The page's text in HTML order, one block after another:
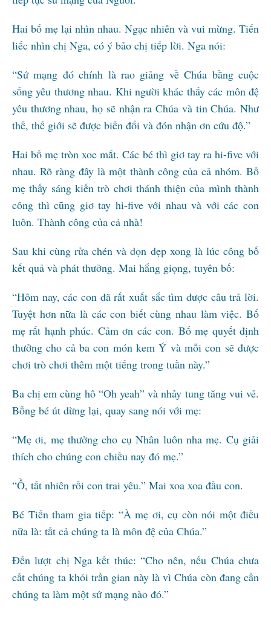
Hai bố mẹ lại nhìn nhau. Ngạc nhiên và vui mừng. Tiến
liếc nhìn chị Nga, có ý bảo chị tiếp lời. Nga nói:
“Sứ mạng đó chính là rao giảng về Chúa bằng cuộc
sống yêu thương nhau. Khi người khác thấy các môn đệ
yêu thương nhau, họ sẽ nhận ra Chúa và tin Chúa. Như
thế, thế giới sẽ được biến đổi và đón nhận ơn cứu độ.”
Hai bố mẹ tròn xoe mắt. Các bé thì giơ tay ra hi-five với
nhau. Rõ ràng đây là một thành công của cả nhóm. Bố
mẹ thấy sáng kiến trò chơi thánh thiện của mình thành
công thì cũng giơ tay hi-five với nhau và với các con
luôn. Thành công của cả nhà!
Sau khi cùng rửa chén và dọn dẹp xong là lúc công bố
kết quả và phát thưởng. Mai hắng giọng, tuyên bố:
“Hôm nay, các con đã rất xuất sắc tìm được câu trả lời.
Tuyệt hơn nữa là các con biết cùng nhau làm việc. Bố
mẹ rất hạnh phúc. Cảm ơn các con. Bố mẹ quyết định
thưởng cho cả ba con món kem Ý và mỗi con sẽ được
chơi trò chơi thêm một tiếng trong tuần này.”
Ba chị em cùng hô “Oh yeah” và nhảy tung tăng vui vẻ.
Bỗng bé út dừng lại, quay sang nói với mẹ:
“Mẹ ơi, mẹ thưởng cho cụ Nhân luôn nha mẹ. Cụ giải
thích cho chúng con chiều nay đó mẹ.”
“Ồ, tất nhiên rồi con trai yêu.” Mai xoa xoa đầu con.
Bé Tiến tham gia tiếp: “À mẹ ơi, cụ còn nói một điều
nữa là: tất cả chúng ta là môn đệ của Chúa.”
Đến lượt chị Nga kết thúc: “Cho nên, nếu Chúa chưa
cất chúng ta khỏi trần gian này là vì Chúa còn đang cần
chúng ta làm một sứ mạng nào đó.”